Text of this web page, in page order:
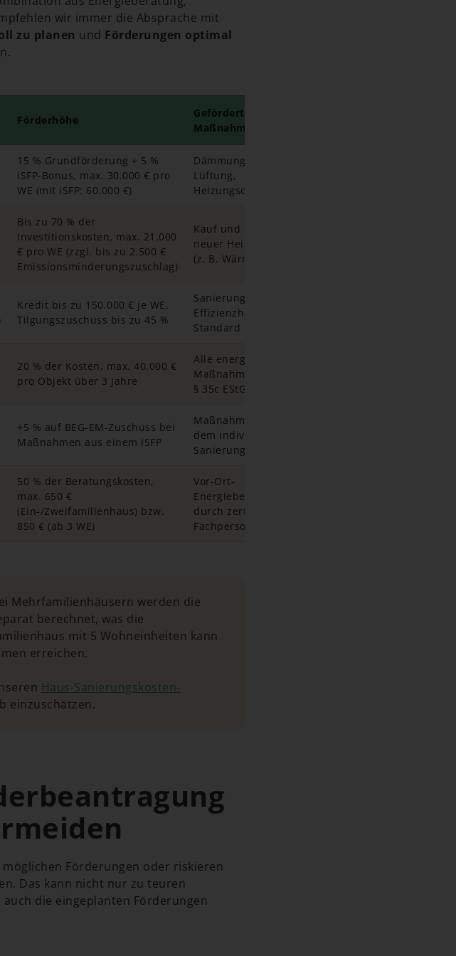
wir immer die Absprache mit
zu planen und Förderungen optimal
Förderhöhe
Geförderte
Maßnahmen
15 % Grundförderung + 5 %
iSFP-Bonus, max. 30.000 € pro
WE (mit iSFP: 60.000 €)
Dämmung, Fenster,
Lüftung,
Heizungsoptimierung
Bis zu 70 % der
Investitionskosten, max. 21.000
€ pro WE (zzgl. bis zu 2.500 €
Emissionsminderungszuschlag)
Kauf und Einbau
neuer Heizsysteme
(z. B. Wärmepumpe)
Kredit bis zu 150.000 € je WE,
Tilgungszuschuss bis zu 45 %
Sanierung zum
Effizienzhaus-
Standard
20 % der Kosten, max. 40.000 €
pro Objekt über 3 Jahre
Alle energetischen
Maßnahmen gemäß
§ 35c EStG
+5 % auf BEG-EM-Zuschuss bei
Maßnahmen aus einem iSFP
Maßnahmen aus
dem individuellen
Sanierungsfahrplan
50 % der Beratungskosten,
max. 650 €
(Ein-/Zweifamilienhaus) bzw.
850 € (ab 3 WE)
Vor-Ort-
Energieberatung
durch zertifizierte
Fachpersonen
Mehrfamilienhäusern werden die
berechnet, was die
mit 5 Wohneinheiten kann
erreichen.
Haus-Sanierungskosten-
einzuschätzen.
Förderungen oder riskieren
Das kann nicht nur zu teuren
die eingeplanten Förderungen